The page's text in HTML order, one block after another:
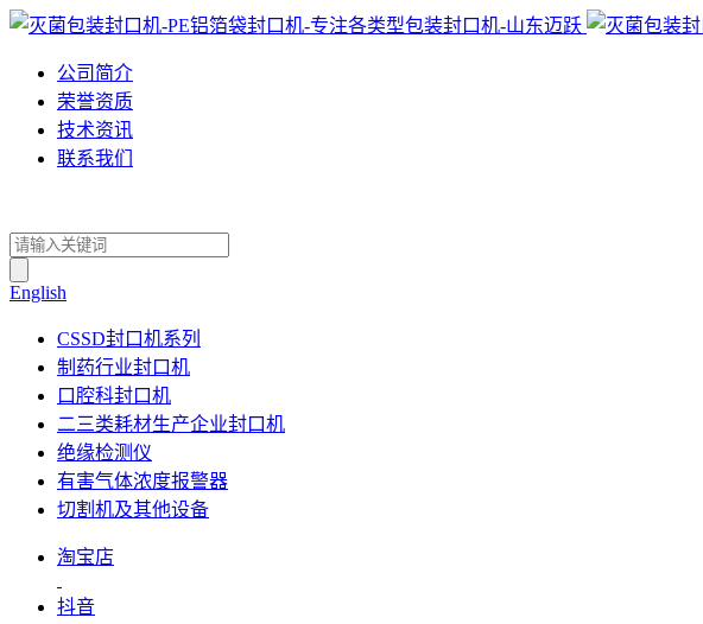
公司简介
荣誉资质
技术资讯
联系我们
English
CSSD封口机系列
制药行业封口机
口腔科封口机
二三类耗材生产企业封口机
绝缘检测仪
有害气体浓度报警器
切割机及其他设备
淘宝店
抖音